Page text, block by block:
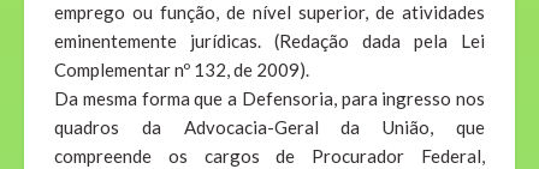
emprego ou função, de nível superior, de atividades
eminentemente jurídicas. (Redação dada pela Lei
Complementar nº 132, de 2009).
Da mesma forma que a Defensoria, para ingresso nos
quadros da Advocacia-Geral da União, que
compreende os cargos de Procurador Federal,